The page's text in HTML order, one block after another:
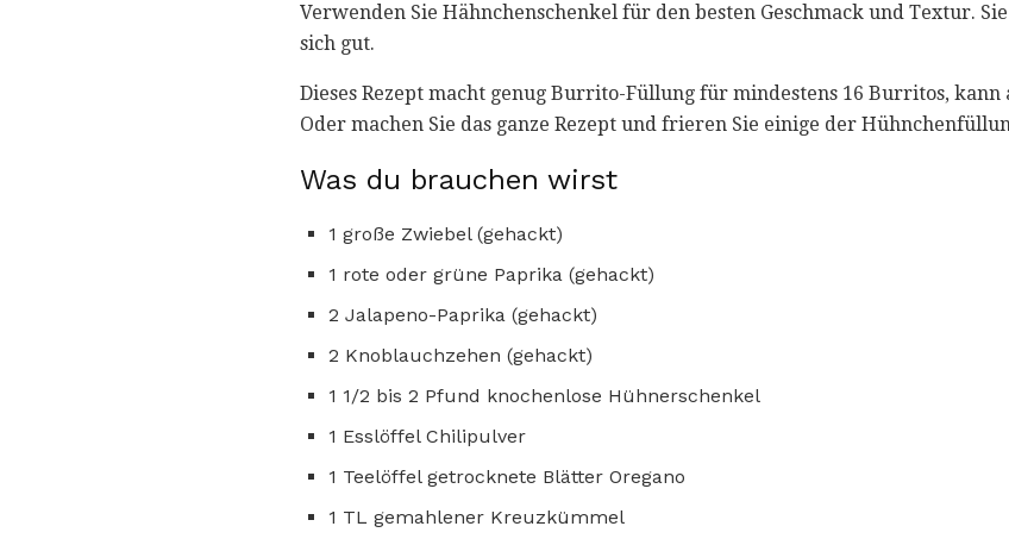
Verwenden Sie Hähnchenschenkel für den besten Geschmack und Textur.
sich gut.
Dieses Rezept macht genug Burrito-Füllung für mindestens 16 Burritos,
Oder machen Sie das ganze Rezept und frieren Sie einige der
Was du brauchen wirst
1 große Zwiebel (gehackt)
1 rote oder grüne Paprika (gehackt)
2 Jalapeno-Paprika (gehackt)
2 Knoblauchzehen (gehackt)
1 1/2 bis 2 Pfund knochenlose Hühnerschenkel
1 Esslöffel Chilipulver
1 Teelöffel getrocknete Blätter Oregano
1 TL gemahlener Kreuzkümmel